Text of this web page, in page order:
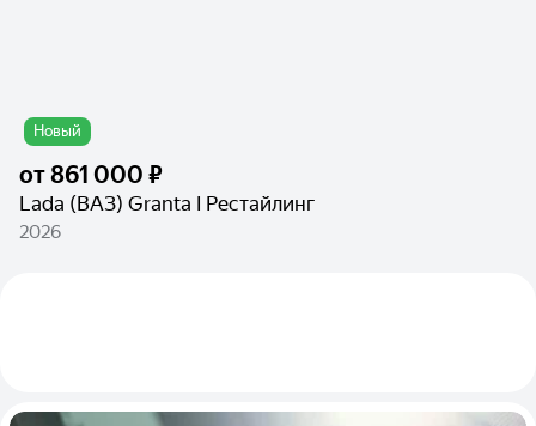
Новый
от861 000 ₽
Lada (ВАЗ) Granta I Рестайлинг
2026